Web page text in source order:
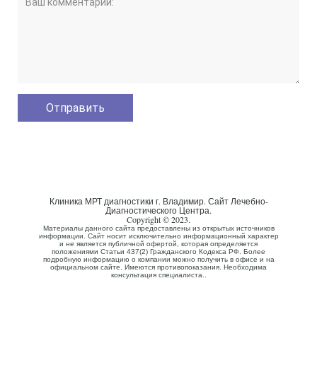
Клиника МРТ диагностики г. Владимир. Сайт Лечебно-
Диагностического Центра.
Copyright © 2023.
Материалы данного сайта предоставлены из открытых источников
информации. Сайт носит исключительно информационный характер
и не является публичной офертой, которая определяется
положениями Статьи 437(2) Гражданского Кодекса РФ. Более
подробную информацию о компании можно получить в офисе и на
официальном сайте. Имеются противопоказания. Необходима
консультация специалиста..